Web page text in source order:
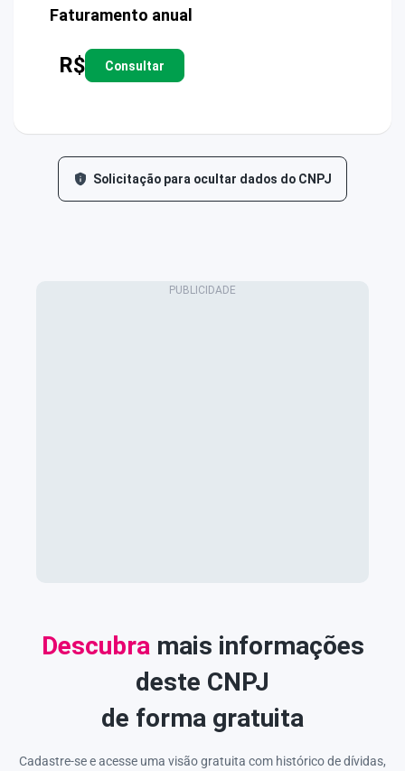
Faturamento anual
R$ Consultar
Solicitação para ocultar dados do CNPJ
Descubra mais informações
deste CNPJ
de forma gratuita
Cadastre-se e acesse uma visão gratuita com histórico de dívidas,